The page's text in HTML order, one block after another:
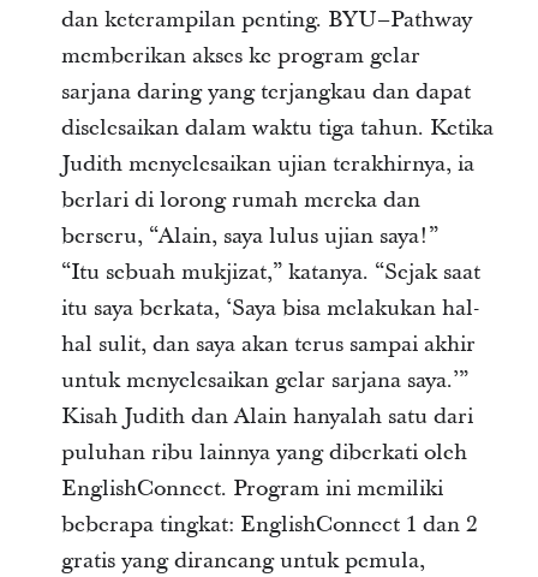
dan keterampilan penting. BYU–Pathway
memberikan akses ke program gelar
sarjana daring yang terjangkau dan dapat
diselesaikan dalam waktu tiga tahun. Ketika
Judith menyelesaikan ujian terakhirnya, ia
berlari di lorong rumah mereka dan
berseru, “Alain, saya lulus ujian saya!”
“Itu sebuah mukjizat,” katanya. “Sejak saat
itu saya berkata, ‘Saya bisa melakukan hal-
hal sulit, dan saya akan terus sampai akhir
untuk menyelesaikan gelar sarjana saya.’”
Kisah Judith dan Alain hanyalah satu dari
puluhan ribu lainnya yang diberkati oleh
EnglishConnect. Program ini memiliki
beberapa tingkat: EnglishConnect 1 dan 2
gratis yang dirancang untuk pemula,